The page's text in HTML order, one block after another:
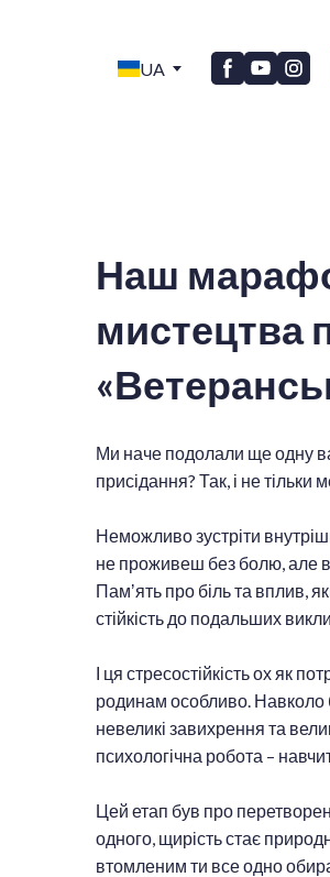
UA
Наш
мистецтва
Ми наче подолали ще одну
присідання? Так, і не тільки
Неможливо зустріти
не проживеш без болю, але
Памʼять про біль та вплив,
стійкість до подальших
І ця стресостійкість ох як
родинам особливо. Навколо
невеликі завихрення та
психологічна робота –
Цей етап був про
одного, щирість стає
втомленим ти все одно